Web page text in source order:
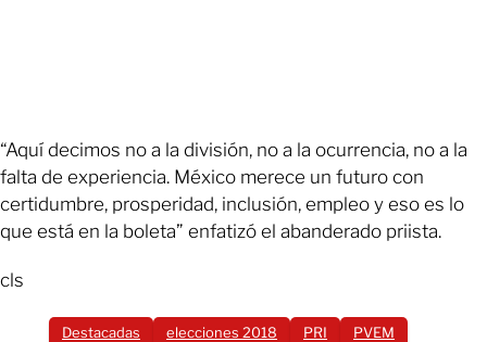
“Aquí decimos no a la división, no a la ocurrencia, no a la
falta de experiencia. México merece un futuro con
certidumbre, prosperidad, inclusión, empleo y eso es lo
que está en la boleta” enfatizó el abanderado priista.
cls
Destacadas elecciones 2018 PRI
PVEM